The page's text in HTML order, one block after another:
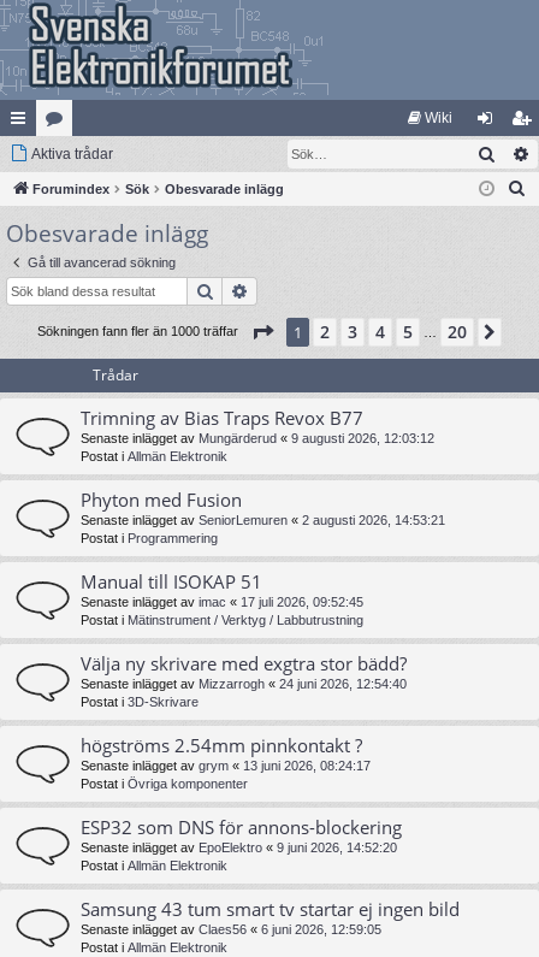
na
bb
lä
nk
ar
at
eg
ori
er
Wiki
og
ga
li
m
Aktiva trådar Sök
Forumindex Sök Obesvarade inlägg
Obesvarade inlägg
Gå till avancerad sökning
Sök
Sökningen fann fler än 1000 träffar Sida 1av20
1 2 3 4 5 20
Trådar
Trimning av Bias Traps Revox B77
Senaste inlägget av Mungärderud « 9 augusti 2026, 12:03:12
Postat i Allmän Elektronik
Phyton med Fusion
Senaste inlägget av SeniorLemuren « 2 augusti 2026, 14:53:21
Postat i Programmering
Manual till ISOKAP 51
Senaste inlägget av imac « 17 juli 2026, 09:52:45
Postat i Mätinstrument / Verktyg / Labbutrustning
Välja ny skrivare med exgtra stor bädd?
Senaste inlägget av Mizzarrogh « 24 juni 2026, 12:54:40
Postat i 3D-Skrivare
högströms 2.54mm pinnkontakt ?
Senaste inlägget av grym « 13 juni 2026, 08:24:17
Postat i Övriga komponenter
ESP32 som DNS för annons-blockering
Senaste inlägget av EpoElektro « 9 juni 2026, 14:52:20
Postat i Allmän Elektronik
Samsung 43 tum smart tv startar ej ingen bild
Senaste inlägget av Claes56 « 6 juni 2026, 12:59:05
Postat i Allmän Elektronik